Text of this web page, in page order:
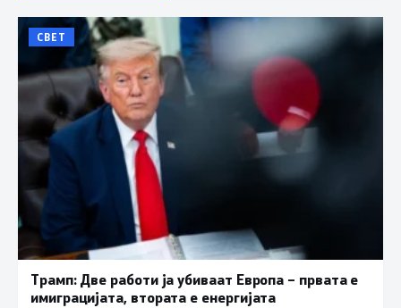
СВЕТ
Трамп: Две работи ја убиваат Европа – првата е
имиграцијата, втората е енергијата